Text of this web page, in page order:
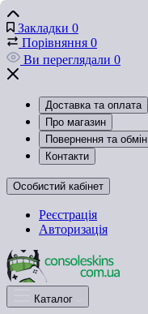
Закладки 0
Порівняння 0
Ви переглядали 0
Доставка та оплата
Про магазин
Повернення та обмін
Контакти
Особистий кабінет
Реєстрація
Авторизація
Каталог